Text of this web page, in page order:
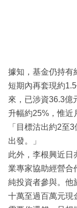
據知，基金仍持有
短期內再套現約
來，已涉資36.3億
升幅約25%，惟近
「目標沽出約2至
出發。」
此外，李根興近日
業專家協助經營合
純投資者參與。他
十萬至過百萬元現